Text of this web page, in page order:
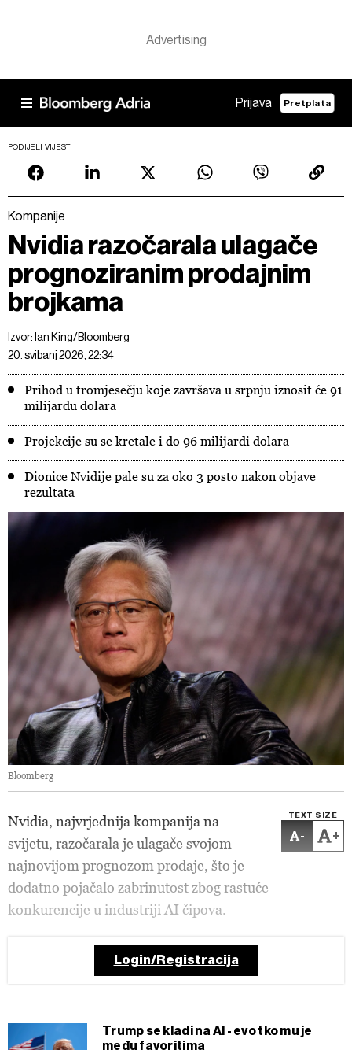
Prijava Pretplata
PODIJELI VIJEST
Kompanije
Nvidia razočarala ulagače
prognoziranim prodajnim
brojkama
Izvor: Ian King/Bloomberg
20. svibanj 2026, 22:34
Prihod u tromjesečju koje završava u srpnju iznosit će 91
milijardu dolara
Projekcije su se kretale i do 96 milijardi dolara
Dionice Nvidije pale su za oko 3 posto nakon objave
rezultata
Bloomberg
TEXT SIZE
- +
Nvidia, najvrjednija kompanija na
svijetu, razočarala je ulagače svojom
najnovijom prognozom prodaje, što je
dodatno pojačalo zabrinutost zbog rastuće
konkurencije u industriji AI čipova.
Login/Registracija
Trump se kladi na AI - evo tko mu je
među favoritima